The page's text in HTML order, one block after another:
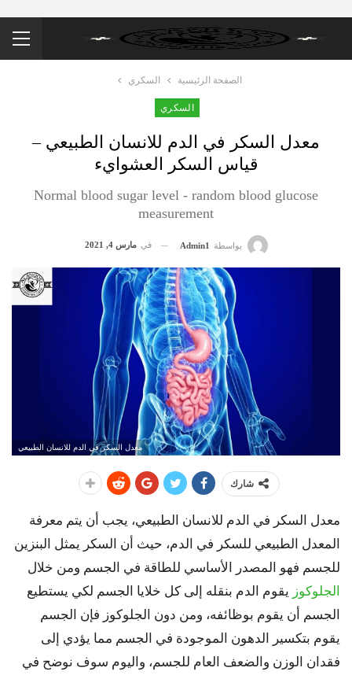
الصفحة الرئيسية السكري
السكري
معدل السكر في الدم للانسان الطبيعي –
قياس السكر العشوايء
Normal blood sugar level - random blood glucose
measurement
بواسطة Admin1 في مارس 4, 2021
معدل السكر في الدم للانسان الطبيعي
شارك
معدل السكر في الدم للانسان الطبيعي، يجب أن يتم معرفة
المعدل الطبيعي للسكر في الدم، حيث أن السكر يمثل البنزين
للجسم فهو المصدر الأساسي للطاقة في الجسم ومن خلال
الجلوكوز يقوم الدم بنقله إلى كل خلايا الجسم لكي يستطيع
الجسم أن يقوم بوظائفه، ومن دون الجلوكوز فإن الجسم
يقوم بتكسير الدهون الموجودة في الجسم مما يؤدي إلى
فقدان الوزن والضعف العام للجسم، واليوم سوف نوضح في